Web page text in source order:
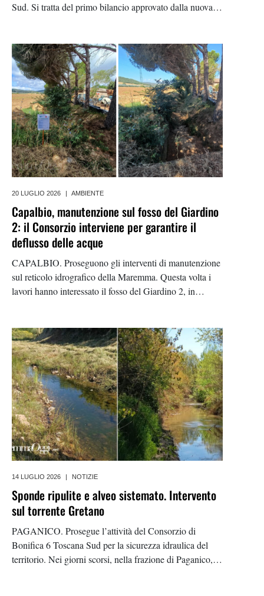
Sud. Si tratta del primo bilancio approvato dalla nuova
20 LUGLIO 2026 | AMBIENTE
Capalbio, manutenzione sul fosso del Giardino
2: il Consorzio interviene per garantire il
deflusso delle acque
CAPALBIO. Proseguono gli interventi di manutenzione
sul reticolo idrografico della Maremma. Questa volta i
lavori hanno interessato il fosso del Giardino 2, in
intervenuto
14 LUGLIO 2026 NOTIZIE
Sponde ripulite e alveo sistemato. Intervento
sul torrente Gretano
PAGANICO. Prosegue l’attività del Consorzio di
Bonifica 6 Toscana Sud per la sicurezza idraulica del
territorio. Nei giorni scorsi, nella frazione di Paganico, è